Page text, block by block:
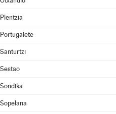
Plentzia
Portugalete
Santurtzi
Sestao
Sondika
Sopelana